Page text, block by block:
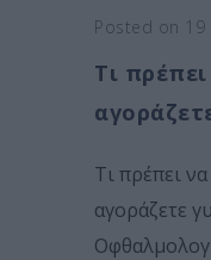
Posted on 19
Τι
Τι πρέπει
αγοράζετε